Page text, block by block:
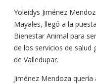
Yoleidys Jiménez
Mayales, llegó a la
Bienestar Animal para
de los servicios de salud
de Valledupar.
Jiménez Mendoza